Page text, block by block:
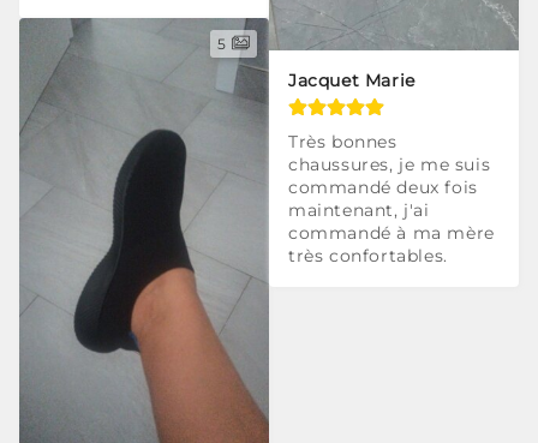
5
Jacquet Marie
Très bonnes
chaussures, je me suis
commandé deux fois
maintenant, j'ai
commandé à ma mère
très confortables.